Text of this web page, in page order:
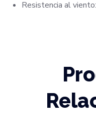
Resistencia al